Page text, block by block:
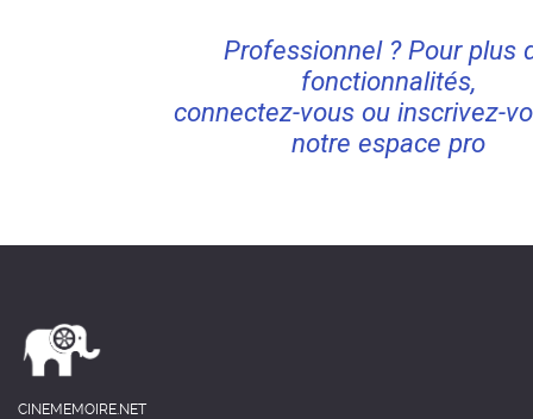
Professionnel ? Pour plus
fonctionnalités,
connectez-vous ou inscrivez-
notre espace pro
CINEMEMOIRE.NET